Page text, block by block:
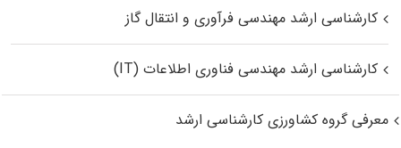
کارشناسی ارشد مهندسی فرآوری و انتقال گاز
کارشناسی ارشد مهندسی فناوری اطلاعات (IT)
معرفی گروه کشاورزی کارشناسی ارشد